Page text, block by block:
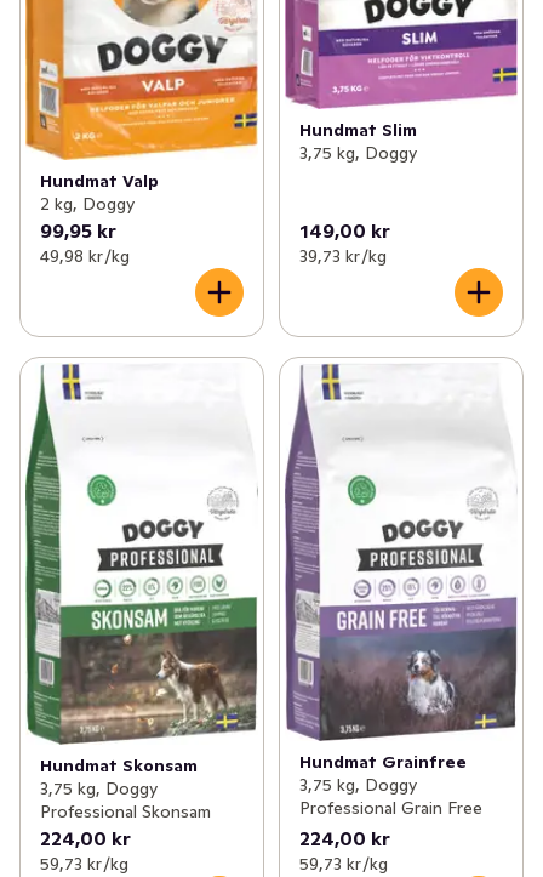
Hundmat Valp
2 kg, Doggy
99,95 kr
49,98 kr /kg
Hundmat Slim
3,75 kg, Doggy
149,00 kr
39,73 kr /kg
Hundmat Skonsam
3,75 kg, Doggy
Professional Skonsam
224,00 kr
59,73 kr /kg
Hundmat Grainfree
3,75 kg, Doggy
Professional Grain Free
224,00 kr
59,73 kr /kg